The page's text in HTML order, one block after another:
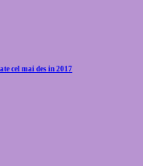
cel mai des in 2017